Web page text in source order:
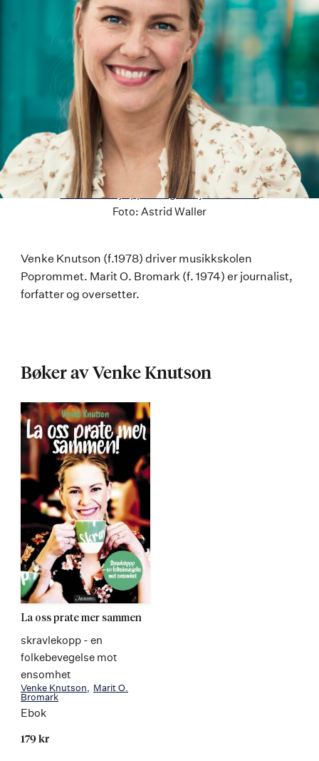
Last ned høyoppløselig versjon av bildet
Foto: Astrid Waller
Venke
Knutson
Venke Knutson (f.1978) driver musikkskolen
Poprommet. Marit O. Bromark (f. 1974) er journalist,
forfatter og oversetter.
Bøker av Venke Knutson
La oss prate mer sammen
skravlekopp - en
folkebevegelse mot
ensomhet
Venke Knutson
Marit O.
Bromark
Ebok
179 kr